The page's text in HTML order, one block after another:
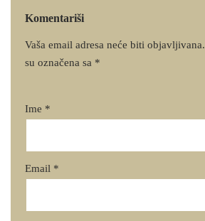
Komentariši
Vaša email adresa neće biti objavljivana.
su označena sa *
Ime *
Email *